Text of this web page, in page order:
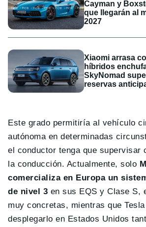
Cayman y
que llegarán al
2027
Xiaomi arrasa
híbridos
SkyNomad
reservas
Este grado permitiría al vehículo
autónoma en determinadas
el conductor tenga que supervisar
la conducción. Actualmente, solo
comercializa en Europa un
de nivel 3 en sus EQS y Clase S,
muy concretas, mientras que
desplegarlo en Estados Unidos